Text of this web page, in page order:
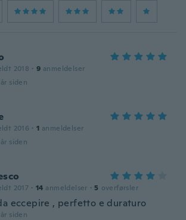
2018 · 9 anmeldelser
siden
2016 · 1 anmeldelser
siden
2017 · 14 anmeldelser · 5 overførsler
eccepire , perfetto e duraturo
siden